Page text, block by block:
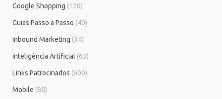
Google Shopping (120)
Guias Passo a Passo (40)
Inbound Marketing (34)
Inteligência Artificial (63)
Links Patrocinados (600)
Mobile (88)